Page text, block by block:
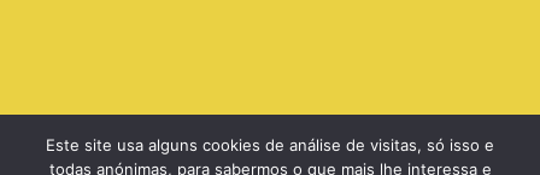
Este site usa alguns cookies de análise de visitas, só isso e
todas anónimas, para sabermos o que mais lhe interessa e